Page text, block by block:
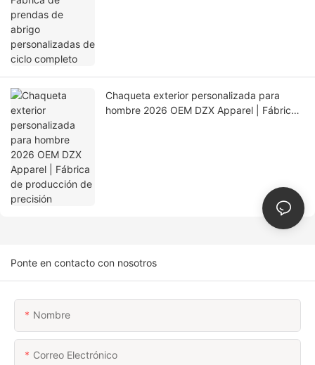
Chaqueta exterior personalizada para
hombre 2026 OEM DZX Apparel | Fábrica
Ponte en contacto con nosotros
Nombre
Correo Electrónico